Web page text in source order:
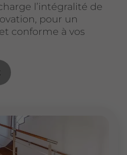
l’intégralité de
pour un
conforme à vos